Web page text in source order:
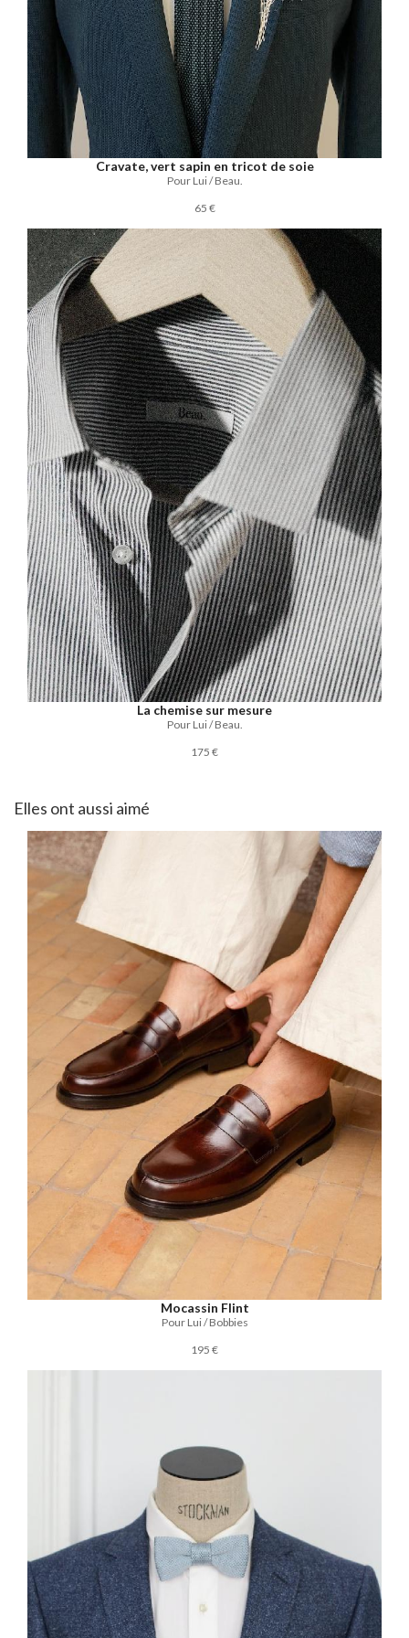
Cravate, vert sapin en tricot de soie
Pour Lui / Beau.
65 €
La chemise sur mesure
Pour Lui / Beau.
175 €
Elles ont aussi aimé
Mocassin Flint
Pour Lui / Bobbies
195 €